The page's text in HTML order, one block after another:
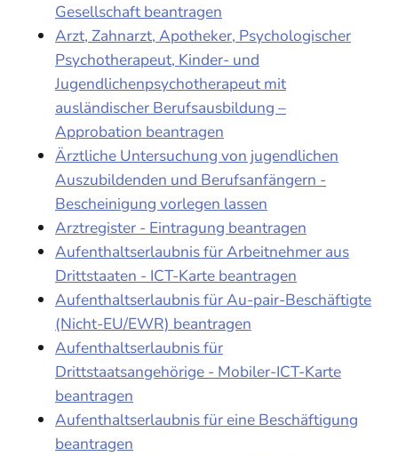
Gesellschaft beantragen
Arzt, Zahnarzt, Apotheker, Psychologischer
Psychotherapeut, Kinder- und
Jugendlichenpsychotherapeut mit
ausländischer Berufsausbildung –
Approbation beantragen
Ärztliche Untersuchung von jugendlichen
Auszubildenden und Berufsanfängern -
Bescheinigung vorlegen lassen
Arztregister - Eintragung beantragen
Aufenthaltserlaubnis für Arbeitnehmer aus
Drittstaaten - ICT-Karte beantragen
Aufenthaltserlaubnis für Au-pair-Beschäftigte
(Nicht-EU/EWR) beantragen
Aufenthaltserlaubnis für
Drittstaatsangehörige - Mobiler-ICT-Karte
beantragen
Aufenthaltserlaubnis für eine Beschäftigung
beantragen